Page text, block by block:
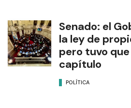
Senado: el
la ley de
pero tuvo
capítulo
POLÍTICA